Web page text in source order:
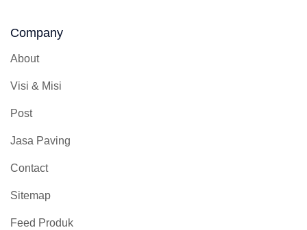
Company
About
Visi & Misi
Post
Jasa Paving
Contact
Sitemap
Feed Produk